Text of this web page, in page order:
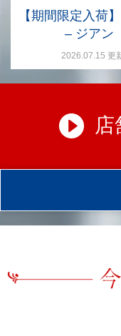
【期間限定入荷
– ジアン
2026.07.15 更
店